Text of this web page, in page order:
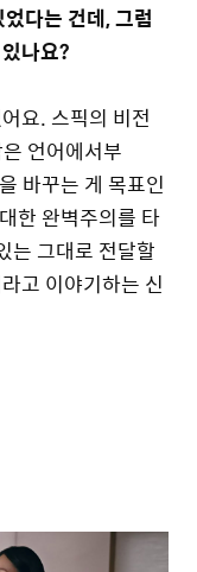
다는 건데, 그럼
나요?
요. 스픽의 비전
언어에서부
바꾸는 게 목표인
한 완벽주의를 타
는 그대로 전달할
고 이야기하는 신